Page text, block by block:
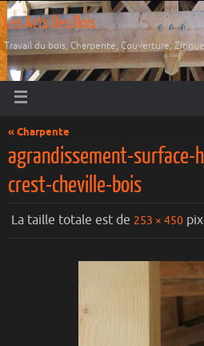
Les Arts Des Bois
Travail du bois, Charpente, Couverture,
« Charpente
agrandissement-surface-
crest-cheville-bois
La taille totale est de 253 × 450